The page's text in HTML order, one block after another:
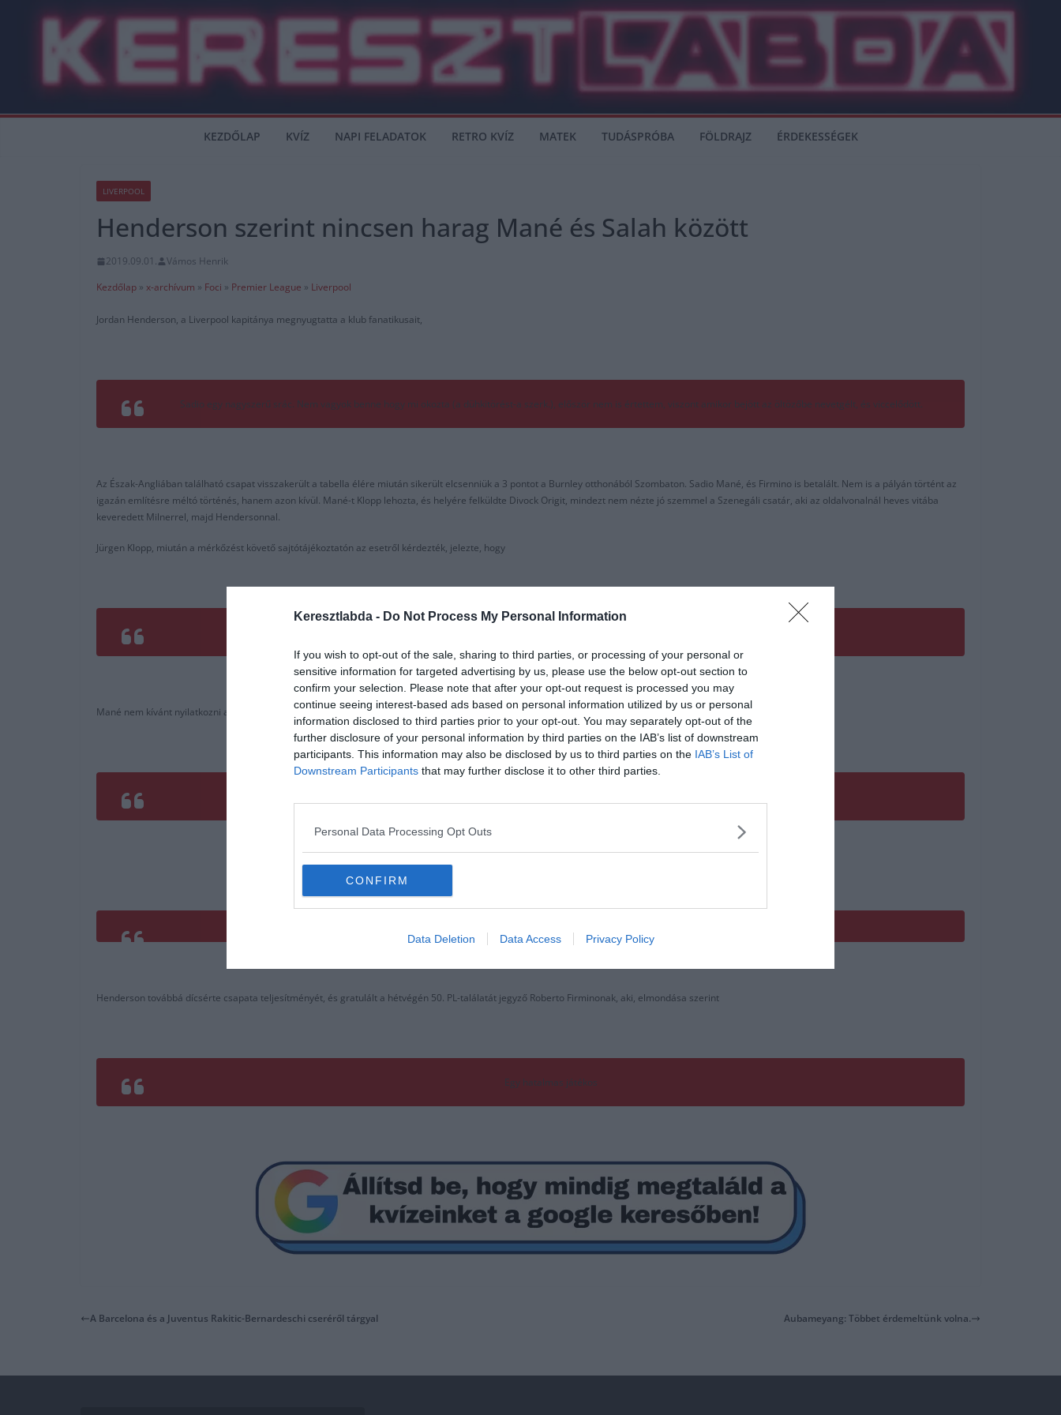
Keresztlabda - Do Not Process My Personal Information
If you wish to opt-out of the sale, sharing to third parties, or processing of your personal or
sensitive information for targeted advertising by us, please use the below opt-out section to
confirm your selection. Please note that after your opt-out request is processed you may
continue seeing interest-based ads based on personal information utilized by us or personal
information disclosed to third parties prior to your opt-out. You may separately opt-out of the
further disclosure of your personal information by third parties on the IAB’s list of downstream
participants. This information may also be disclosed by us to third parties on the IAB’s List of
Downstream Participants that may further disclose it to other third parties.
Personal Data Processing Opt Outs
CONFIRM
Data Deletion Data Access Privacy Policy
KEZDŐLAP KVÍZ NAPI FELADATOK RETRO KVÍZ MATEK TUDÁSPRÓBA FÖLDRAJZ ÉRDEKESSÉGEK
LIVERPOOL
Henderson szerint nincsen harag Mané és Salah között
2019.09.01.
Vámos Henrik
Kezdőlap » x-archívum » Foci » Premier League » Liverpool
Jordan Henderson, a Liverpool kapitánya megnyugtatta a klub fanatikusait,
Sadio egy nagyszerű srác. Nem vagyok benne hogy mi okozta (a dühkitörést-a szerk.), először nem is értettem, viszont amikor bejött az öltözőbe nevetgélt, és viccelődött.
Az Észak-Angliában található csapat visszakerült a tabella élére miután sikerült elcsenniük a 3 pontot a Burnley otthonából Szombaton. Sadio Mané, és Firmino is betalált. Nem is a pályán történt az
igazán említésre méltó történés, hanem azon kívül. Mané-t Klopp lehozta, és helyére felküldte Divock Origit, mindezt nem nézte jó szemmel a Szenegáli csatár, aki az oldalvonalnál heves vitába
keveredett Milnerrel, majd Hendersonnal.
Jürgen Klopp, miután a mérkőzést követő sajtótájékoztatón az esetről kérdezték, jelezte, hogy
Mané nem kívánt nyilatkozni az esetről, viszont Henderson elmondása szerint
Henderson továbbá dícsérte csapata teljesítményét, és gratulált a hétvégén 50. PL-találatát jegyző Roberto Firminonak, aki, elmondása szerint
Egy hatalmas játékos
A Barcelona és a Juventus Rakitic-Bernardeschi cseréről tárgyal Aubameyang: Többet érdemeltünk volna.